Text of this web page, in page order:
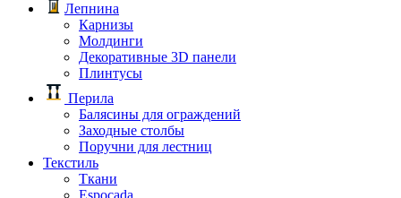
Лепнина
Карнизы
Молдинги
Декоративные 3D панели
Плинтусы
Перила
Балясины для ограждений
Заходные столбы
Поручни для лестниц
Текстиль
Ткани
Espocada